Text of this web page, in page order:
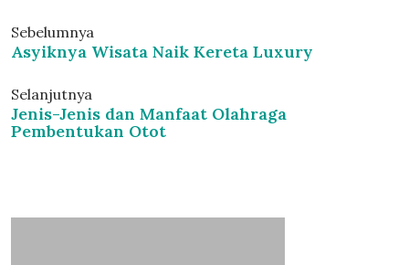
Sebelumnya
Asyiknya Wisata Naik Kereta Luxury
Selanjutnya
Jenis-Jenis dan Manfaat Olahraga
Pembentukan Otot